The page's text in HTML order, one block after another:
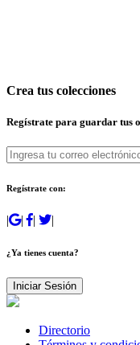
Crea tus colecciones
Regístrate para guardar tus
Regístrate con:
| | | |
¿Ya tienes cuenta?
Iniciar Sesión
Directorio